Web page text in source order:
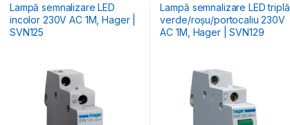
Lampă semnalizare LED
incolor 230V AC 1M, Hager |
SVN125
Lampă semnalizare LED triplă
verde/roșu/portocaliu 230V
AC 1M, Hager | SVN129